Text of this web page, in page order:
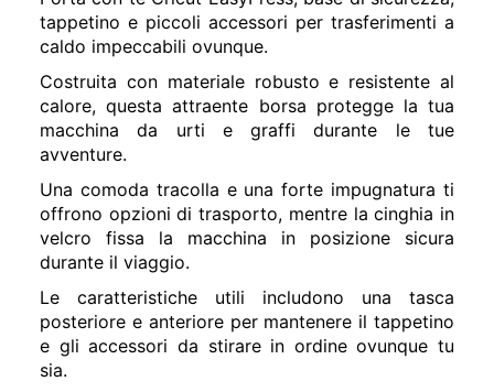
tappetino e piccoli accessori per trasferimenti a
caldo impeccabili ovunque.
Costruita con materiale robusto e resistente al
calore, questa attraente borsa protegge la tua
macchina da urti e graffi durante le tue
avventure.
Una comoda tracolla e una forte impugnatura ti
offrono opzioni di trasporto, mentre la cinghia in
velcro fissa la macchina in posizione sicura
durante il viaggio.
Le caratteristiche utili includono una tasca
posteriore e anteriore per mantenere il tappetino
e gli accessori da stirare in ordine ovunque tu
sia.